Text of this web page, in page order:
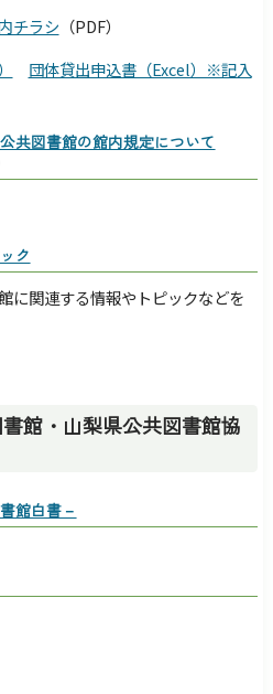
チラシ （PDF）
団体貸出申込書（Excel）※記入
共図書館の館内規定について
ク
に関連する情報やトピックなどを
館・山梨県公共図書館協
館白書－